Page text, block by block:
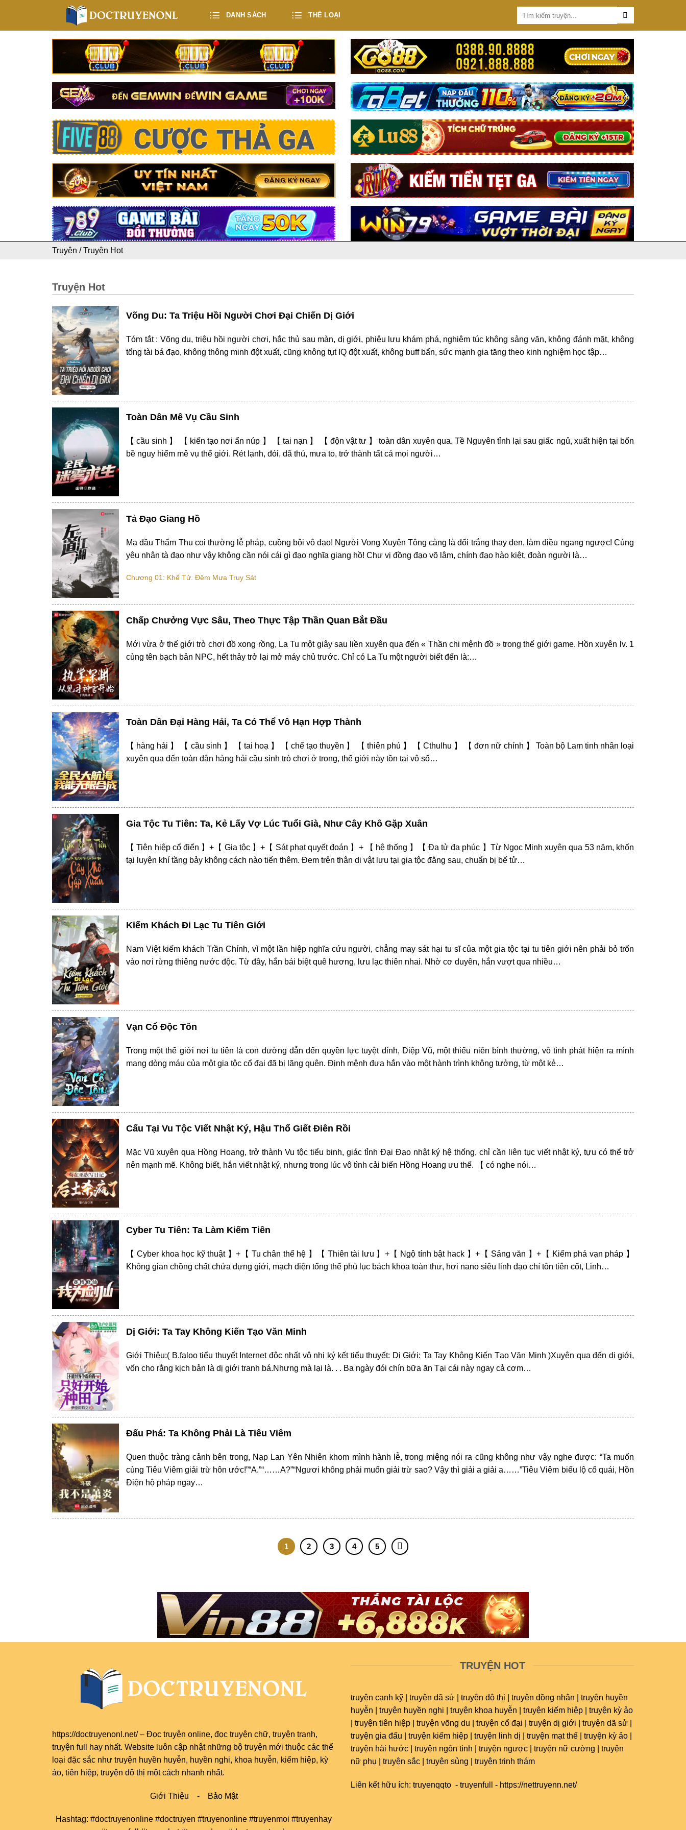
DANH SÁCH THỂ LOẠI
Truyện /Truyện Hot
Truyện Hot
Võng Du: Ta Triệu Hồi Người Chơi Đại Chiến Dị Giới
Tóm tắt : Võng du, triệu hồi người chơi, hắc thủ sau màn, dị giới, phiêu lưu khám phá, nghiêm túc không sảng văn, không đánh mặt, không
tổng tài bá đạo, không thông minh đột xuất, cũng không tụt IQ đột xuất, không buff bẩn, sức mạnh gia tăng theo kinh nghiệm học tập…
Toàn Dân Mê Vụ Cầu Sinh
【 cầu sinh 】 【 kiến tạo nơi ẩn núp 】 【 tai nạn 】 【 độn vật tư 】 toàn dân xuyên qua. Tề Nguyên tỉnh lại sau giấc ngủ, xuất hiện tại bốn
bề nguy hiểm mê vụ thế giới. Rét lạnh, đói, dã thú, mưa to, trở thành tất cả mọi người…
Tả Đạo Giang Hồ
Ma đầu Thẩm Thu coi thường lễ pháp, cuồng bội vô đạo! Người Vong Xuyên Tông càng là đổi trắng thay đen, làm điều ngang ngược! Cùng
yêu nhân tà đạo như vậy không cần nói cái gì đạo nghĩa giang hồ! Chư vị đồng đạo võ lâm, chính đạo hào kiệt, đoàn người là…
Chương 01: Khế Tử. Đêm Mưa Truy Sát
Chấp Chưởng Vực Sâu, Theo Thực Tập Thần Quan Bắt Đầu
Mới vừa ở thế giới trò chơi đồ xong rồng, La Tu một giây sau liền xuyên qua đến « Thần chi mệnh đồ » trong thế giới game. Hồn xuyên lv. 1
cùng tên bạch bản NPC, hết thảy trở lại mở máy chủ trước. Chỉ có La Tu một người biết đến là:…
Toàn Dân Đại Hàng Hải, Ta Có Thể Vô Hạn Hợp Thành
【 hàng hải 】 【 cầu sinh 】 【 tai hoạ 】 【 chế tạo thuyền 】 【 thiên phú 】 【 Cthulhu 】 【 đơn nữ chính 】 Toàn bộ Lam tinh nhân loại
xuyên qua đến toàn dân hàng hải cầu sinh trò chơi ở trong, thế giới này tồn tại vô số…
Gia Tộc Tu Tiên: Ta, Kẻ Lấy Vợ Lúc Tuổi Già, Như Cây Khô Gặp Xuân
【 Tiên hiệp cổ điển 】+【 Gia tộc 】+【 Sát phạt quyết đoán 】+ 【 hệ thống 】【 Đa tử đa phúc 】Từ Ngọc Minh xuyên qua 53 năm, khốn
tại luyện khí tầng bảy không cách nào tiến thêm. Đem trên thân di vật lưu tại gia tộc đằng sau, chuẩn bị bế tử…
Kiếm Khách Đi Lạc Tu Tiên Giới
Nam Việt kiếm khách Trần Chính, vì một lần hiệp nghĩa cứu người, chẳng may sát hại tu sĩ của một gia tộc tại tu tiên giới nên phải bỏ trốn
vào nơi rừng thiêng nước độc. Từ đây, hắn bái biệt quê hương, lưu lạc thiên nhai. Nhờ cơ duyên, hắn vượt qua nhiều…
Vạn Cổ Độc Tôn
Trong một thế giới nơi tu tiên là con đường dẫn đến quyền lực tuyệt đỉnh, Diệp Vũ, một thiếu niên bình thường, vô tình phát hiện ra mình
mang dòng máu của một gia tộc cổ đại đã bị lãng quên. Định mệnh đưa hắn vào một hành trình không tưởng, từ một kẻ…
Cẩu Tại Vu Tộc Viết Nhật Ký, Hậu Thổ Giết Điên Rồi
Mặc Vũ xuyên qua Hồng Hoang, trở thành Vu tộc tiểu binh, giác tỉnh Đại Đạo nhật ký hệ thống, chỉ cần liên tục viết nhật ký, tựu có thể trở
nên mạnh mẽ. Không biết, hắn viết nhật ký, nhưng trong lúc vô tình cải biến Hồng Hoang ưu thế. 【 có nghe nói…
Cyber Tu Tiên: Ta Làm Kiếm Tiên
【 Cyber khoa học kỹ thuật 】+【 Tu chân thể hệ 】【 Thiên tài lưu 】+【 Ngộ tính bật hack 】+【 Sảng văn 】+【 Kiếm phá vạn pháp 】
Không gian chồng chất chứa đựng giới, mạch điện tổng thể phù lục bách khoa toàn thư, hơi nano siêu linh đạo chí tôn tiên cốt, Linh…
Dị Giới: Ta Tay Không Kiến Tạo Văn Minh
Giới Thiệu:( B.faloo tiểu thuyết Internet độc nhất vô nhị ký kết tiểu thuyết: Dị Giới: Ta Tay Không Kiến Tạo Văn Minh )Xuyên qua đến dị giới,
vốn cho rằng kịch bản là dị giới tranh bá.Nhưng mà lại là. . . Ba ngày đói chín bữa ăn Tại cái này ngay cả cơm…
Đấu Phá: Ta Không Phải Là Tiêu Viêm
Quen thuộc tràng cảnh bên trong, Nạp Lan Yên Nhiên khom mình hành lễ, trong miệng nói ra cũng không như vậy nghe được: “Ta muốn
cùng Tiêu Viêm giải trừ hôn ước!”“A.”“……A?”“Ngươi không phải muốn giải trừ sao? Vậy thì giải a giải a……”Tiêu Viêm biểu lộ cổ quái, Hồn
Điện hộ pháp ngay…
1 2 3 4 5
https://doctruyenonl.net/– Đọc truyện online, đọc truyện chữ, truyện tranh,
truyện full
hay nhất. Website luôn cập nhật những bộ truyện mới thuộc các thể
loại đặc sắc như truyện huyền huyễn, huyền nghi, khoa huyễn, kiếm hiệp, kỳ
ảo, tiên hiệp, truyện đô thị một cách nhanh nhất.
Giới Thiệu - Bảo Mật
Hashtag: #doctruyenonline #doctruyen #truyenonline #truyenmoi #truyenhay
TRUYỆN HOT
truyện cạnh kỹ | truyện dã sử | truyện đô thị | truyện đồng nhân | truyện huyền
huyễn | truyện huyền nghi | truyện khoa huyễn | truyện kiếm hiệp | truyện kỳ ảo
| truyện tiên hiệp | truyện võng du | truyện cổ đại | truyện dị giới | truyện dã sử |
truyện gia đấu | truyện kiếm hiệp | truyện linh dị | truyện mạt thế | truyện kỳ ảo |
truyện hài hước | truyện ngôn tình | truyện ngược | truyện nữ cường | truyện
nữ phụ | truyện sắc | truyện sủng | truyện trinh thám
Liên kết hữu ích: truyenqqto - truyenfull - https://nettruyenn.net/